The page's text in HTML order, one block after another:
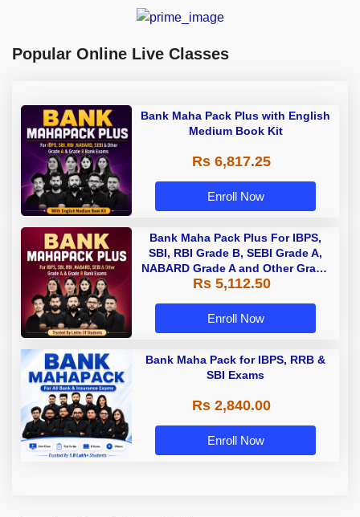
Popular Online Live Classes
Bank Maha Pack Plus with English
Medium Book Kit
Rs 6,817.25
Enroll Now
Bank Maha Pack Plus For IBPS,
SBI, RBI Grade B, SEBI Grade A,
NABARD Grade A and Other Grade
A & Grade B Bank Exams
Rs 5,112.50
Enroll Now
Bank Maha Pack for IBPS, RRB &
SBI Exams
Rs 2,840.00
Enroll Now